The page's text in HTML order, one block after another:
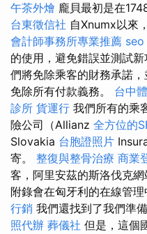
午茶外燴 龐貝最初是在
台東徵信社 自Xnumx以來
會計師事務所專業推薦
的使用，避免錯誤並測試
們將免除乘客的財務承諾
免除所有付款義務。 台中
診所 貨運行 我們所有的乘
險公司（Allianz 全方位的
Slovakia 台胞證照片
寄。 整復與整骨治療 商業
客，阿里安茲的斯洛伐克
附錄會在匈牙利的在線管
行銷 我們還找到了我們準
照代辦 葬儀社 但是，這個